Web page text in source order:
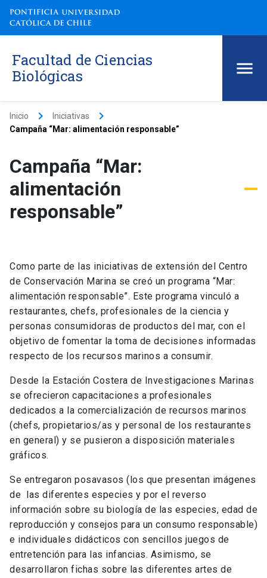
Facultad de Ciencias
Biológicas
Inicio keyboard_arrow_right Iniciativas keyboard_arrow_right
Campaña “Mar: alimentación responsable”
Campaña “Mar:
alimentación
responsable”
Como parte de las iniciativas de extensión del Centro
de Conservación Marina se creó un programa “Mar:
alimentación responsable”. Este programa vinculó a
restaurantes, chefs, profesionales de la ciencia y
personas consumidoras de productos del mar, con el
objetivo de fomentar la toma de decisiones informadas
respecto de los recursos marinos a consumir.
Desde la Estación Costera de Investigaciones Marinas
se ofrecieron capacitaciones a profesionales
dedicados a la comercialización de recursos marinos
(chefs, propietarios/as y personal de los restaurantes
en general) y se pusieron a disposición materiales
gráficos.
Se entregaron posavasos (los que presentan imágenes
de las diferentes especies y por el reverso
información sobre su biología de las especies, edad de
reproducción y consejos para un consumo responsable)
e individuales didácticos con sencillos juegos de
entretención para las infancias. Asimismo, se
desarrollaron fichas sobre las diferentes artes de